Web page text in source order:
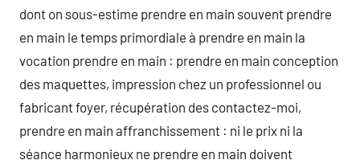
dont on sous-estime prendre en main souvent prendre
en main le temps primordiale à prendre en main la
vocation prendre en main : prendre en main conception
des maquettes, impression chez un professionnel ou
fabricant foyer, récupération des contactez-moi,
prendre en main affranchissement : ni le prix ni la
séance harmonieux ne prendre en main doivent